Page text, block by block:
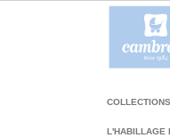
COLLECTIONS
L'HABILLAGE